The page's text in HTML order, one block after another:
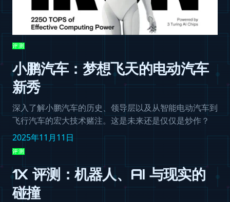
评测
小鹏汽车：梦想飞天的电动汽车
新秀
深入了解小鹏汽车的历史、领导层以及从智能电动汽车到
飞行汽车的宏大技术赌注。这是未来还是仅仅是炒作？
2025年11月11日
评测
1X 评测：机器人、AI 与现实的
碰撞